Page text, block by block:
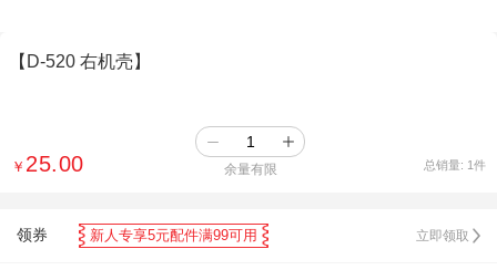
【D-520 右机壳】
￥ 25.00 余量有限 总销量: 1件
领券 新人专享5元配件满99可用 立即领取